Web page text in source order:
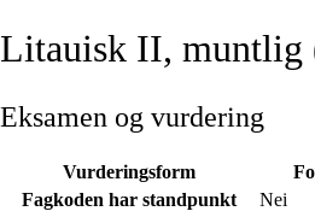
Litauisk II, muntlig
Eksamen og vurdering
Vurderingsform
Fagkoden har standpunkt
Nei